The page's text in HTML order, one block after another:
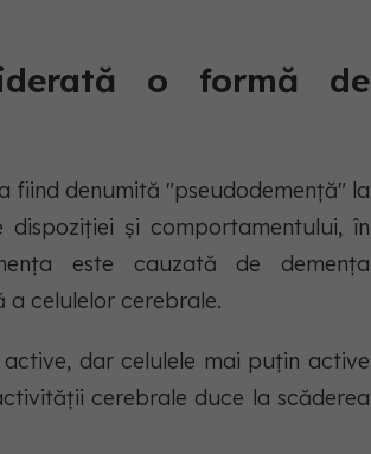
o formă de
fiind denumită "pseudodemență" la
și comportamentului, în
este cauzată de demența
a celulelor cerebrale.
dar celulele mai puțin active
cerebrale duce la scăderea